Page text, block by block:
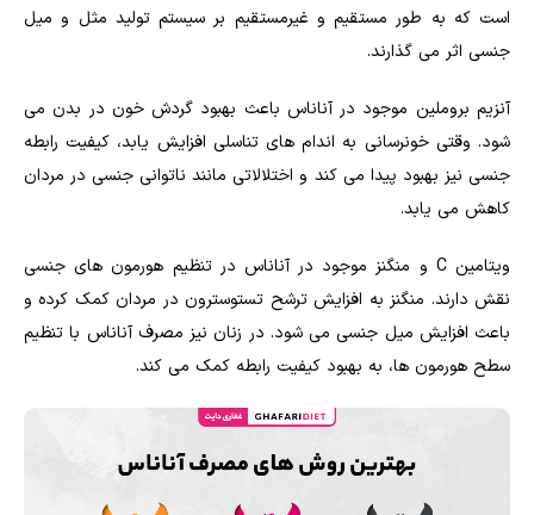
است که به طور مستقیم و غیرمستقیم بر سیستم تولید مثل و میل
جنسی اثر می گذارند.
آنزیم بروملین موجود در آناناس باعث بهبود گردش خون در بدن می
شود. وقتی خونرسانی به اندام های تناسلی افزایش یابد، کیفیت رابطه
جنسی نیز بهبود پیدا می کند و اختلالاتی مانند ناتوانی جنسی در مردان
کاهش می یابد.
ویتامین C و منگنز موجود در آناناس در تنظیم هورمون های جنسی
نقش دارند. منگنز به افزایش ترشح تستوسترون در مردان کمک کرده و
باعث افزایش میل جنسی می شود. در زنان نیز مصرف آناناس با تنظیم
سطح هورمون ها، به بهبود کیفیت رابطه کمک می کند.